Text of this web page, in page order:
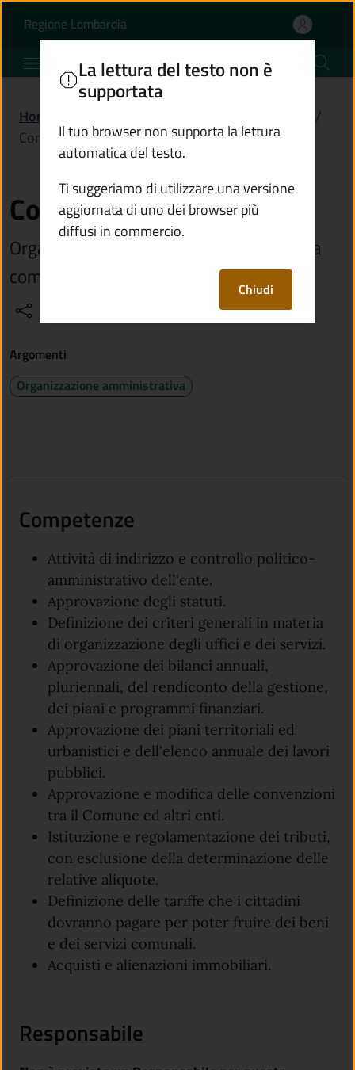
Consiglio comunale |
Regione Lombardia(apre in un'altra scheda).
Comune di Niardo
Home
/
Consiglio comunale
Consiglio comunale
Organo collegiale e rappresentativo della
comunità locale
La lettura del testo non è
supportata
Il tuo browser non supporta la lettura
automatica del testo.
Ti suggeriamo di utilizzare una versione
aggiornata di uno dei browser più
diffusi in commercio.
Chiudi
Argomenti
Organizzazione amministrativa
Competenze
Attività di indirizzo e controllo politico-
amministrativo dell'ente.
Approvazione degli statuti.
Definizione dei criteri generali in materia
di organizzazione degli uffici e dei servizi.
Approvazione dei bilanci annuali,
pluriennali, del rendiconto della gestione,
dei piani e programmi finanziari.
Approvazione dei piani territoriali ed
urbanistici e dell'elenco annuale dei lavori
pubblici.
Approvazione e modifica delle convenzioni
tra il Comune ed altri enti.
Istituzione e regolamentazione dei tributi,
con esclusione della determinazione delle
relative aliquote.
Definizione delle tariffe che i cittadini
dovranno pagare per poter fruire dei beni
e dei servizi comunali.
Acquisti e alienazioni immobiliari.
Responsabile